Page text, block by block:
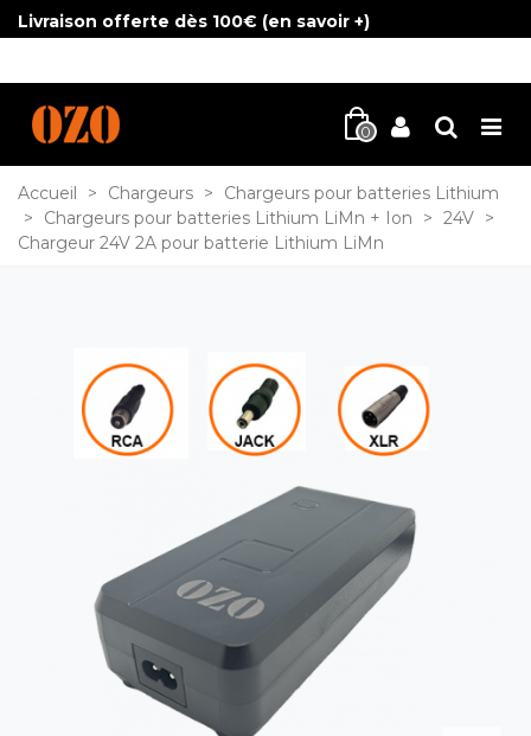
Livraison offerte dès 100€ (en savoir +)
0
Accueil > Chargeurs >
Chargeurs pour batteries Lithium
>
Chargeurs pour batteries Lithium LiMn + Ion > 24V >
Chargeur 24V 2A pour batterie Lithium LiMn